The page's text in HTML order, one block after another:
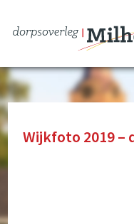
Wijkfoto 2019 –